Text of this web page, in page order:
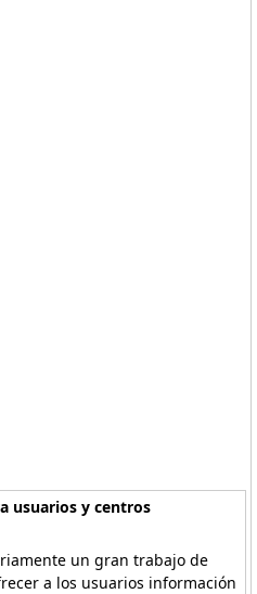
usuarios y centros
un gran trabajo de
a los usuarios información